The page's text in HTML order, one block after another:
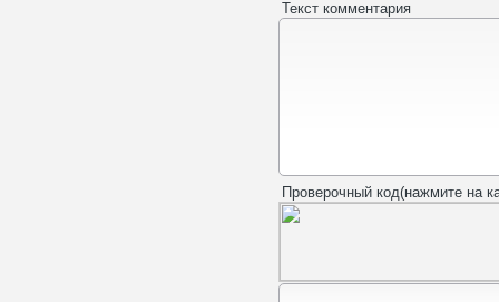
Текст комментария
Проверочный код(нажмите на